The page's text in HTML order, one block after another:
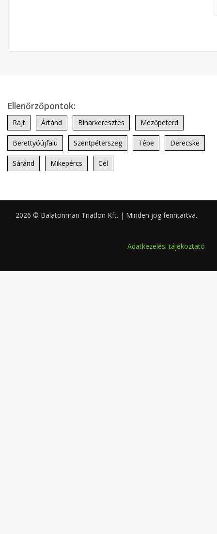
Ellenőrzőpontok:
Rajt Ártánd Biharkeresztes Mezőpeterd
Berettyóújfalu Szentpéterszeg Tépe Derecske
Sáránd Mikepércs Cél
2026 © Balatonman Triatlon Kft. | Minden jog fenntartva.
Adatkezelési tájékoztató